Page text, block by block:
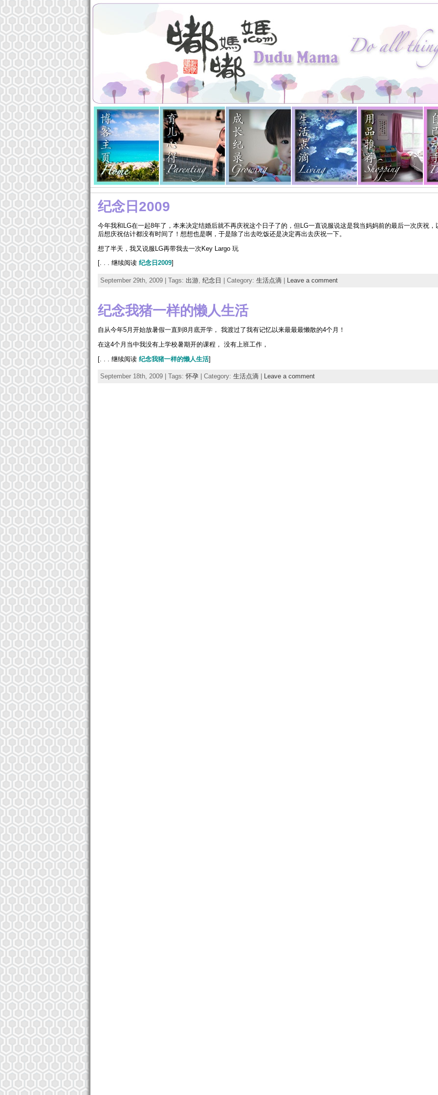
联系我
纪念日2009
今年我和LG在一起8年了，本来决定结婚后就不再庆祝这个日子了的，但LG一直说服说这是我当妈妈前的最后一次庆祝，
后想庆祝估计都没有时间了！想想也是啊，于是除了出去吃饭还是决定再出去庆祝一下。
想了半天，我又说服LG再带我去一次Key Largo 玩
[. . . 继续阅读 纪念日2009]
September 29th, 2009 | Tags: 出游, 纪念日 | Category: 生活点滴| Leave a comment
纪念我猪一样的懒人生活
自从今年5月开始放暑假一直到8月底开学， 我渡过了我有记忆以来最最最懒散的4个月！
在这4个月当中我没有上学校暑期开的课程， 没有上班工作，
[. . . 继续阅读 纪念我猪一样的懒人生活]
September 18th, 2009 | Tags:怀孕| Category: 生活点滴| Leave a comment